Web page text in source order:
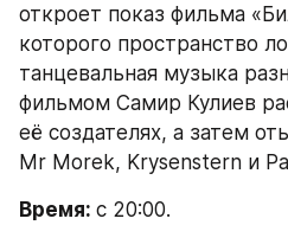
откроет показ фильма
которого пространство
танцевальная музыка
фильмом Самир Кулиев
её создателях, а затем
Mr Morek, Krysenstern и
Время: с 20:00.